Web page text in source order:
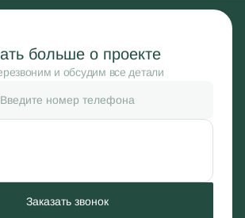
больше о проекте
и обсудим все детали
Заказать звонок